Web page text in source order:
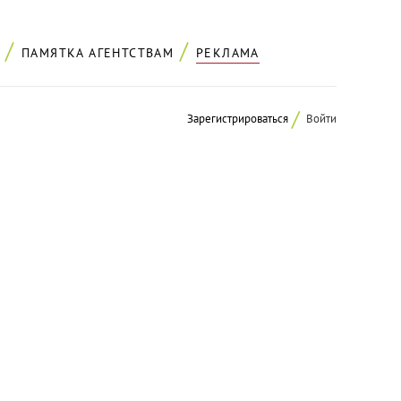
ПАМЯТКА АГЕНТСТВАМ РЕКЛАМА
Зарегистрироваться Войти